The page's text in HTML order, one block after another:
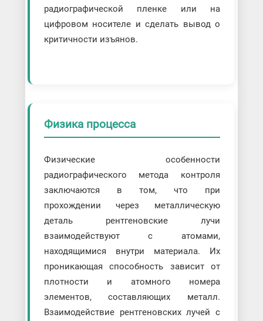
радиографической пленке или на
цифровом носителе и сделать вывод о
критичности изъянов.
Физика процесса
Физические особенности
радиографического метода контроля
заключаются в том, что при
прохождении через металлическую
деталь рентгеновские лучи
взаимодействуют с атомами,
находящимися внутри материала. Их
проникающая способность зависит от
плотности и атомного номера
элементов, составляющих металл.
Взаимодействие рентгеновских лучей с